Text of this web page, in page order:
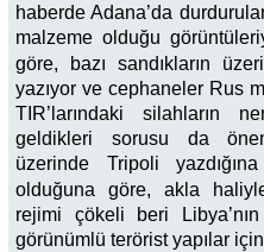
haberde Adana’da
malzeme olduğu
göre, bazı sandıkların
yazıyor ve cephaneler Rus
TIR’larındaki silahların
geldikleri sorusu da
üzerinde Tripoli
olduğuna göre, akla
rejimi çökeli beri
görünümlü terörist yapılar